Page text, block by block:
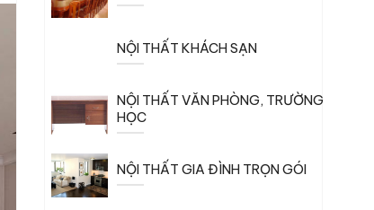
NỘI THẤT KHÁCH SẠN
NỘI THẤT VĂN PHÒNG, TRƯỜNG
HỌC
NỘI THẤT GIA ĐÌNH TRỌN GÓI